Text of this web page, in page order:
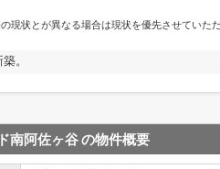
現状とが異なる場合は現状を優先させていた
。
南阿佐ヶ谷の物件概要